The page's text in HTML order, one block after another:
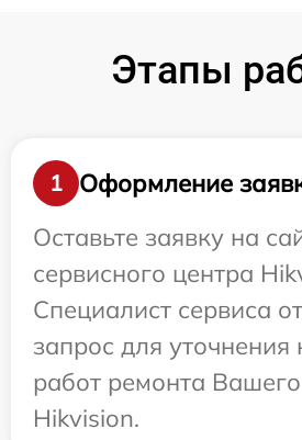
Этапы
1
Оформление
Оставьте заявку на
сервисного центра
Специалист сервиса
запрос для
работ ремонта Вашего
Hikvision.